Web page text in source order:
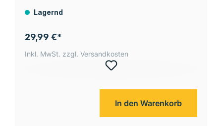
Lagernd
29,99 €*
Inkl. MwSt. zzgl. Versandkosten
In den Warenkorb